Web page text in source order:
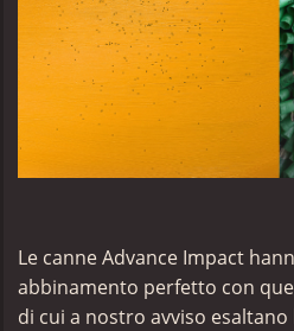
Le canne Advance Impact
abbinamento perfetto con
di cui a nostro avviso